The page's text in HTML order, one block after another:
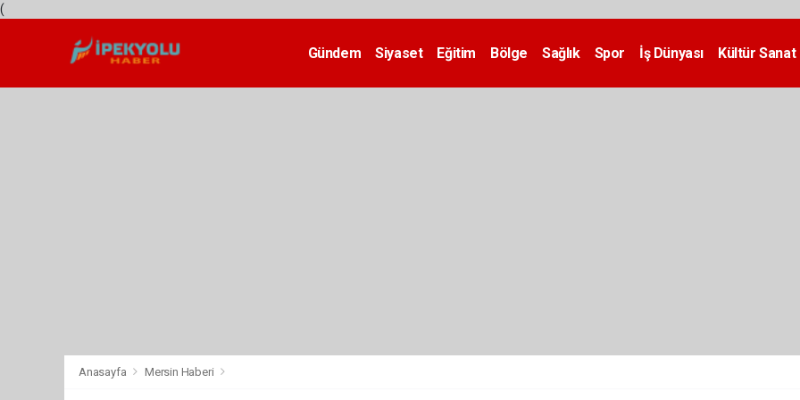
(
Gündem Siyaset Eğitim Bölge Sağlık Spor İş Dünyası Kültür Sanat
Anasayfa Mersin Haberi